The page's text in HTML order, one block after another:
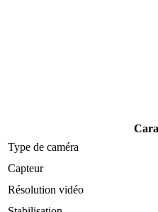
Type de caméra
Capteur
Résolution vidéo